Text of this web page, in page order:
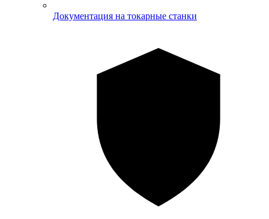
Документация на токарные станки